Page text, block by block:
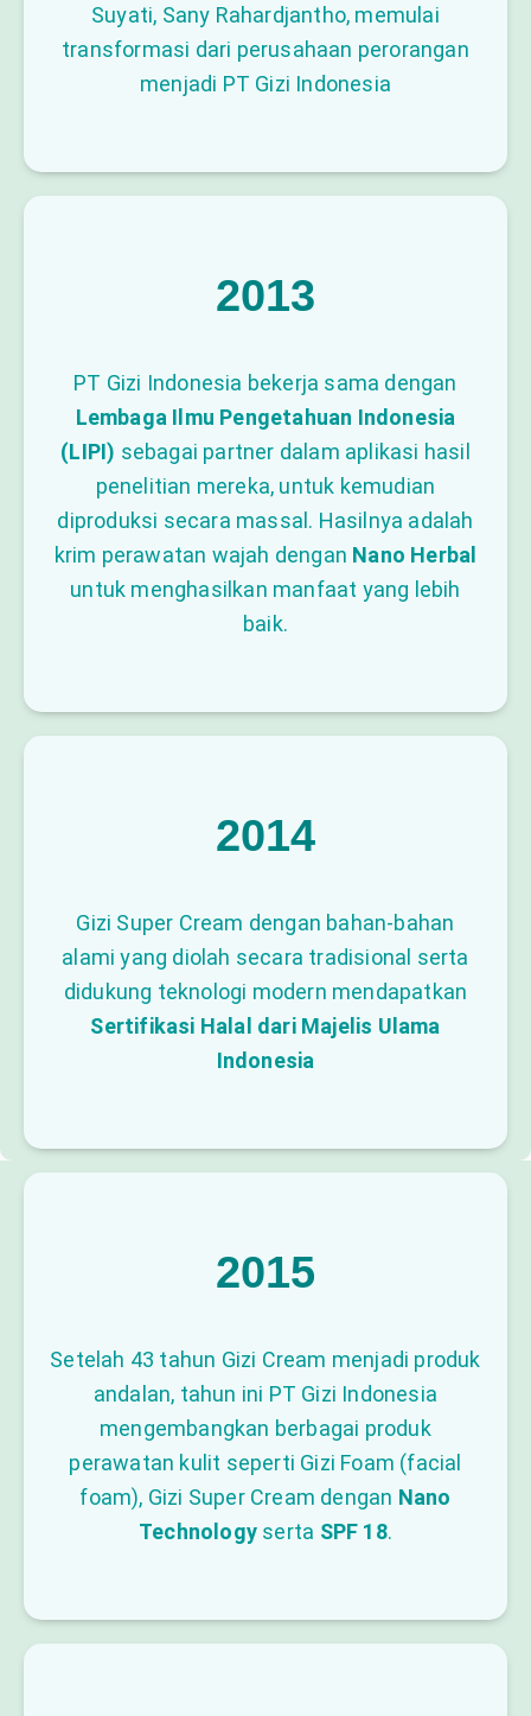
Suyati, Sany Rahardjantho, memulai
transformasi dari perusahaan perorangan
menjadi PT Gizi Indonesia
2013
PT Gizi Indonesia bekerja sama dengan
Lembaga Ilmu Pengetahuan Indonesia
(LIPI) sebagai partner dalam aplikasi hasil
penelitian mereka, untuk kemudian
diproduksi secara massal. Hasilnya adalah
krim perawatan wajah dengan Nano Herbal
untuk menghasilkan manfaat yang lebih
baik.
2014
Gizi Super Cream dengan bahan-bahan
alami yang diolah secara tradisional serta
didukung teknologi modern mendapatkan
Sertifikasi Halal dari Majelis Ulama
Indonesia
2015
Setelah 43 tahun Gizi Cream menjadi produk
andalan, tahun ini PT Gizi Indonesia
mengembangkan berbagai produk
perawatan kulit seperti Gizi Foam (facial
foam), Gizi Super Cream dengan Nano
Technology serta SPF 18.